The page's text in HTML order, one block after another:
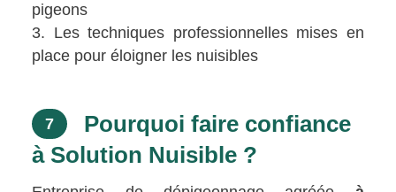
pigeons
Les techniques professionnelles mises en
place pour éloigner les nuisibles
7
Pourquoi faire confiance
à Solution Nuisible ?